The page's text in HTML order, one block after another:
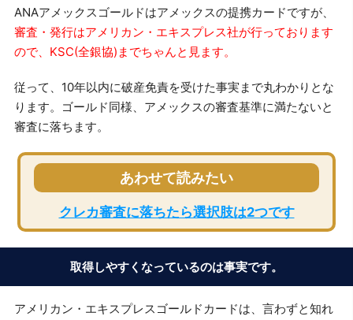
ANAアメックスゴールドはアメックスの提携カードですが、
審査・発行はアメリカン・エキスプレス社が行っております
ので、KSC(全銀協)までちゃんと見ます。
従って、10年以内に破産免責を受けた事実まで丸わかりとな
ります。ゴールド同様、アメックスの審査基準に満たないと
審査に落ちます。
あわせて読みたい
クレカ審査に落ちたら選択肢は2つです
取得しやすくなっているのは事実です。
アメリカン・エキスプレスゴールドカードは、言わずと知れ